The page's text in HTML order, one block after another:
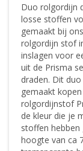
Duo rolgordijn
losse stoffen
gemaakt bij
rolgordijn stof
inslagen voor
uit de Prisma
draden. Dit
gemaakt
rolgordijnstof
de kleur die je
stoffen hebben
hoogte van ca